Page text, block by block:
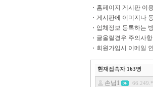
홈페이지 게시판 이
게시판에 이미지나
업체정보 등록하는
글올릴경우 주의사
회원가입시 이메일
현재접속자 163명